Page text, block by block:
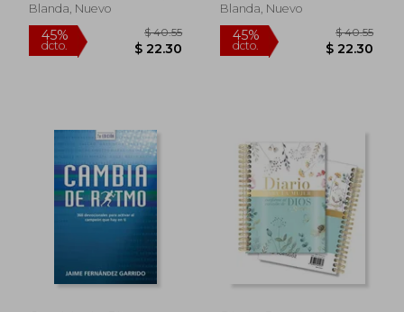
Blanda, Nuevo
Blanda, Nuevo